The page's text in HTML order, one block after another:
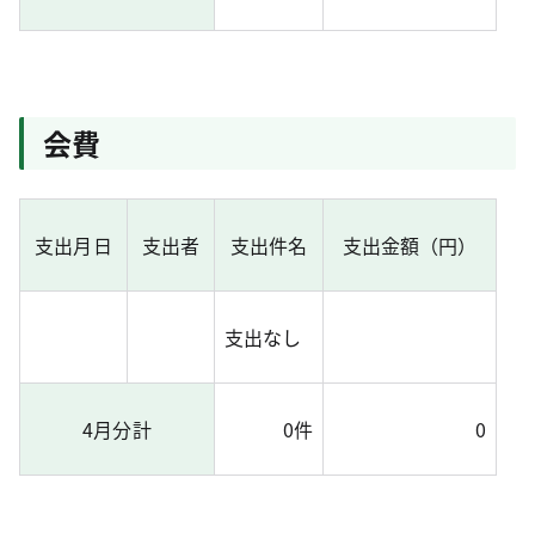
会費
支出月日 支出者 支出件名 支出金額（円）
支出なし
4月分計 0件 0